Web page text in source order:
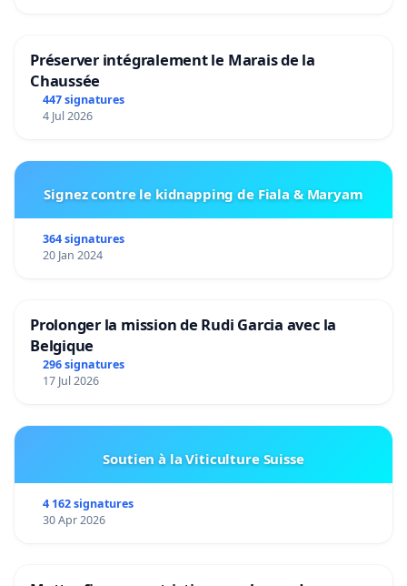
Préserver intégralement le Marais de la
Chaussée
447 signatures
4 Jul 2026
Signez contre le kidnapping de Fiala & Maryam
364 signatures
20 Jan 2024
Prolonger la mission de Rudi Garcia avec la
Belgique
296 signatures
17 Jul 2026
Soutien à la Viticulture Suisse
4 162 signatures
30 Apr 2026